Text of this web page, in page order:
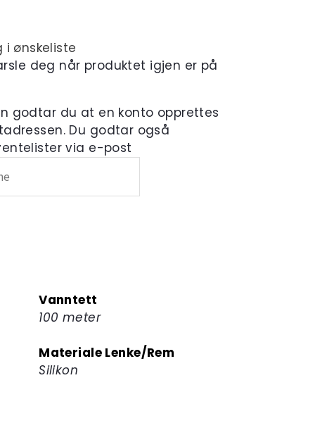
i ønskeliste
deg når produktet igjen er på
godtar du at en konto opprettes
Du godtar også
via e-post
Vanntett
100 meter
Materiale Lenke/Rem
Silikon